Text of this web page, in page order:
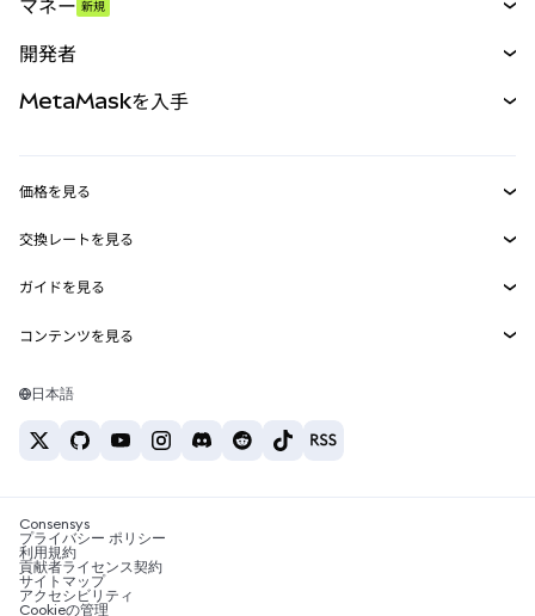
パーペチュアル
RWA
マネー 新規
開発者
MetaMask Connect
Snaps
Web3サービス
MetaMaskを入手
セキュリティ
サポート
キャリア
お問い合わせ
価格を見る
イーサリアムの価格
Solanaの価格
Tetherの価格
交換レートを見る
ETH→USD
USDT→INR
BTC→INR
ETH→USDT
ガイドを見る
ETHの購入
USDTの購入
SHIBの購入
BNBの購入
コンテンツを見る
Solanaウォレット
税制関連ニュース
暗号資産の購入方法は？
ビットコインを売るには？
日本語
Consensys
プライバシー ポリシー
利用規約
貢献者ライセンス契約
サイトマップ
アクセシビリティ
Cookieの管理